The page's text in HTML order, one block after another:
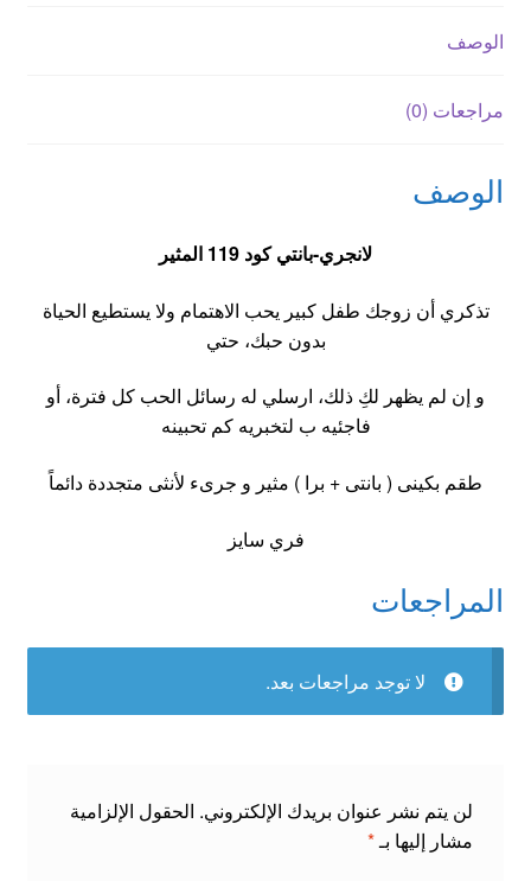
الوصف
مراجعات (0)
الوصف
لانجري-بانتي كود 119 المثير
تذكري أن زوجك طفل كبير يحب الاهتمام ولا يستطيع الحياة
بدون حبك، حتي
و إن لم يظهر لكِ ذلك، ارسلي له رسائل الحب كل فترة، أو
فاجئيه ب لتخبريه كم تحبينه
طقم بكينى ( بانتى + برا ) مثير و جرىء لأنثى متجددة دائماً
فري سايز
المراجعات
لا توجد مراجعات بعد.
لن يتم نشر عنوان بريدك الإلكتروني. الحقول الإلزامية
مشار إليها بـ*